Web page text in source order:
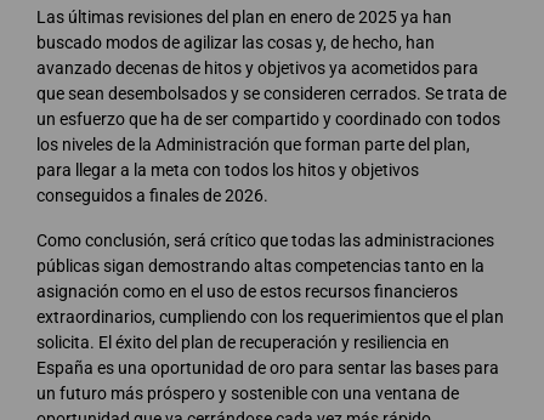
Las últimas revisiones del plan en enero de 2025 ya han
buscado modos de agilizar las cosas y, de hecho, han
avanzado decenas de hitos y objetivos ya acometidos para
que sean desembolsados y se consideren cerrados. Se trata de
un esfuerzo que ha de ser compartido y coordinado con todos
los niveles de la Administración que forman parte del plan,
para llegar a la meta con todos los hitos y objetivos
conseguidos a finales de 2026.
Como conclusión, será crítico que todas las administraciones
públicas sigan demostrando altas competencias tanto en la
asignación como en el uso de estos recursos financieros
extraordinarios, cumpliendo con los requerimientos que el plan
solicita. El éxito del plan de recuperación y resiliencia en
España es una oportunidad de oro para sentar las bases para
un futuro más próspero y sostenible con una ventana de